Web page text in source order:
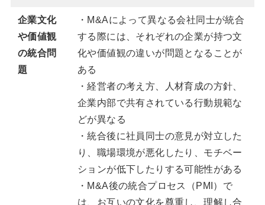
企業文化
や価値観
の統合問
題
・M&Aによって異なる会社同士が統合
する際には、それぞれの企業が持つ文
化や価値観の違いが問題となることが
ある
・経営者の考え方、人材育成の方針、
企業内部で共有されている行動規範な
どが異なる
・統合後に社員同士の意見が対立した
り、職場環境が悪化したり、モチベー
ションが低下したりする可能性がある
・M&A後の統合プロセス（PMI）で
は、お互いの文化を尊重し、理解し合